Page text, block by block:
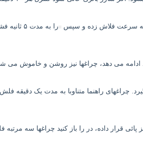
به سرعت فلاش ­زده و سپس
را به
ادامه می دهد، چراغها نیز روشن و خاموش می
چراغهای راهنما متناوبا به مدت یک دقیقه